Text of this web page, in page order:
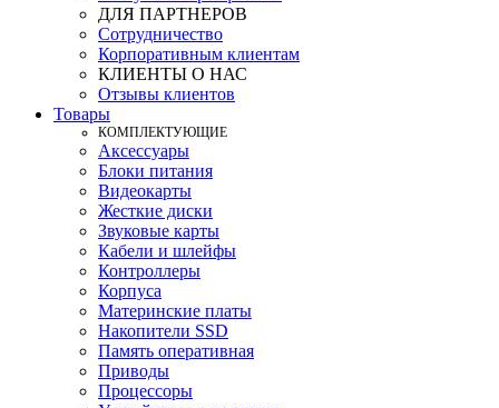
ДЛЯ ПАРТНЕРОВ
Сотрудничество
Корпоративным клиентам
КЛИЕНТЫ О НАС
Отзывы клиентов
Товары
КOМПЛЕКТУЮЩИЕ
Аксессуары
Блоки питания
Видеокарты
Жесткие диски
Звуковые карты
Кабели и шлейфы
Контроллеры
Корпуса
Материнские платы
Накопители SSD
Память оперативная
Приводы
Процессоры